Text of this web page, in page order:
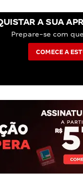
A SUA
Prepare-se com
COMECE A